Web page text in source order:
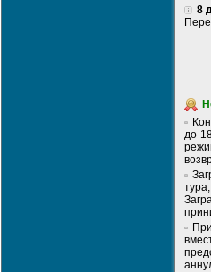
8
до